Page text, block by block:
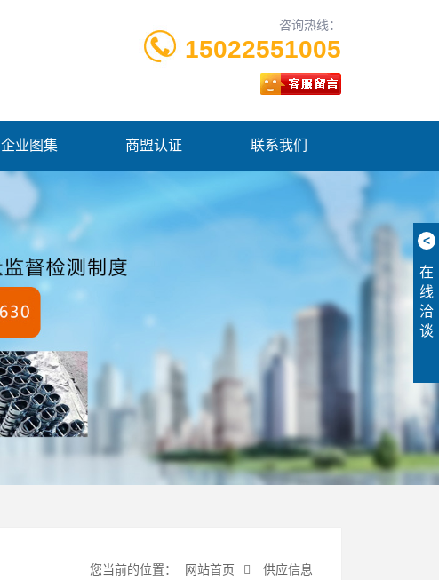
咨询热线：
15022551005
企业图集 商盟认证 联系我们
您当前的位置： 网站首页 供应信息
<
在
线
洽
谈